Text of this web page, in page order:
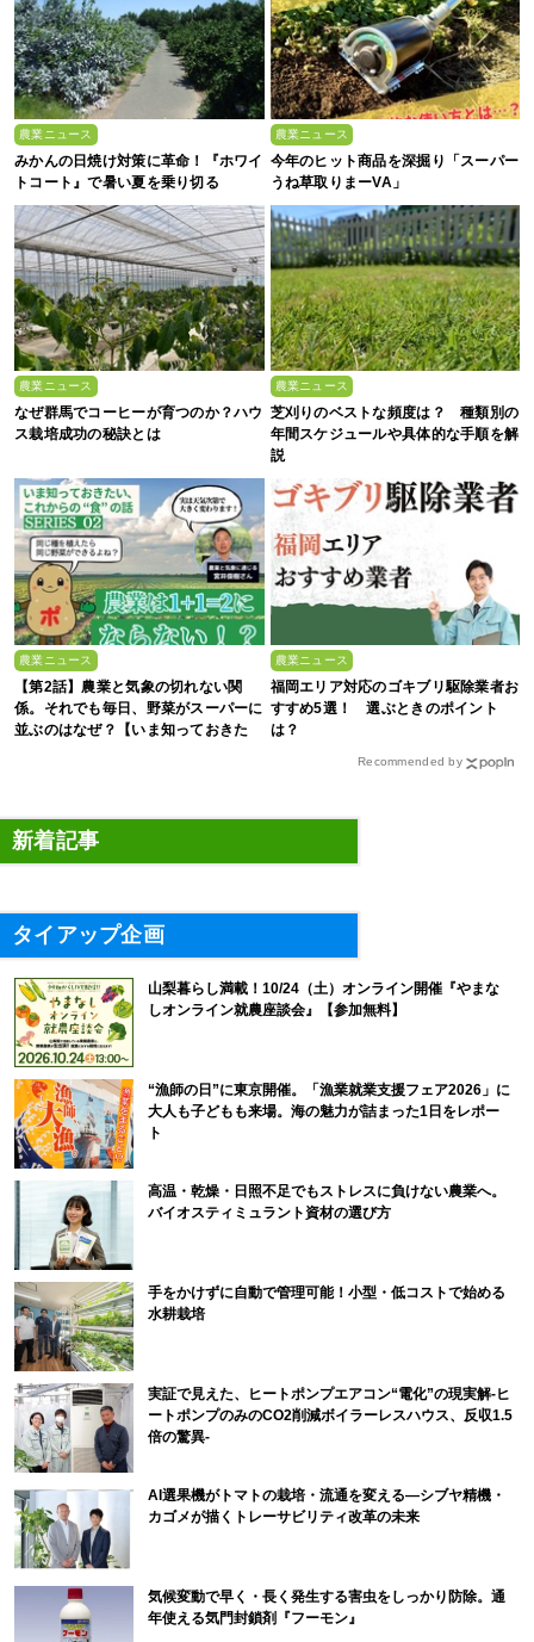
農業ニュース
みかんの日焼け対策に革命！『ホワイ
トコート』で暑い夏を乗り切る
農業ニュース
今年のヒット商品を深掘り「スーパー
うね草取りまーVA」
農業ニュース
なぜ群馬でコーヒーが育つのか？ハウ
ス栽培成功の秘訣とは
農業ニュース
芝刈りのベストな頻度は？ 種類別の
年間スケジュールや具体的な手順を解
説
農業ニュース
【第2話】農業と気象の切れない関
係。それでも毎日、野菜がスーパーに
並ぶのはなぜ？【いま知っておきた
農業ニュース
福岡エリア対応のゴキブリ駆除業者お
すすめ5選！ 選ぶときのポイント
は？
Recommended by
新着記事
タイアップ企画
山梨暮らし満載！10/24（土）オンライン開催『やまな
しオンライン就農座談会』【参加無料】
“漁師の日”に東京開催。「漁業就業支援フェア2026」に
大人も子どもも来場。海の魅力が詰まった1日をレポー
ト
高温・乾燥・日照不足でもストレスに負けない農業へ。
バイオスティミュラント資材の選び方
手をかけずに自動で管理可能！小型・低コストで始める
水耕栽培
実証で見えた、ヒートポンプエアコン“電化”の現実解-ヒ
ートポンプのみのCO2削減ボイラーレスハウス、反収1.5
倍の驚異-
AI選果機がトマトの栽培・流通を変える―シブヤ精機・
カゴメが描くトレーサビリティ改革の未来
気候変動で早く・長く発生する害虫をしっかり防除。通
年使える気門封鎖剤『フーモン』